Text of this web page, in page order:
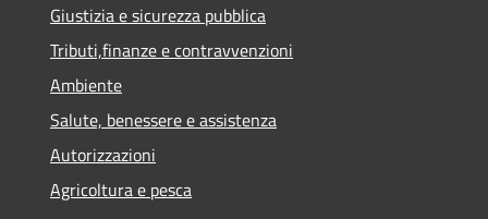
Giustizia e sicurezza pubblica
Tributi,finanze e contravvenzioni
Ambiente
Salute, benessere e assistenza
Autorizzazioni
Agricoltura e pesca